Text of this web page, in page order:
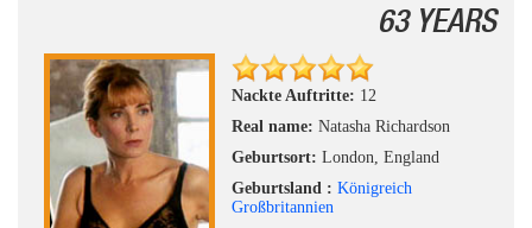
63 YEARS
Nackte Auftritte: 12
Real name: Natasha Richardson
Geburtsort: London, England
Geburtsland : Königreich
Großbritannien